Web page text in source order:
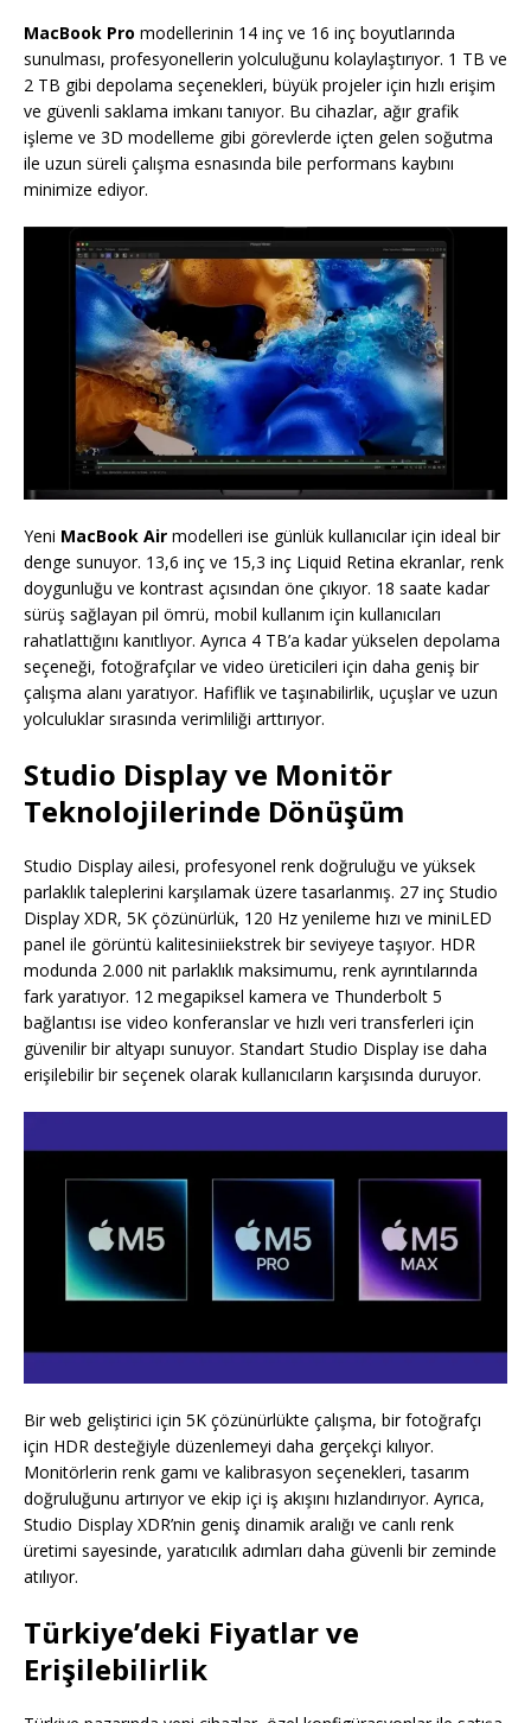
MacBook Pro modellerinin 14 inç ve 16 inç boyutlarında
sunulması, profesyonellerin yolculuğunu kolaylaştırıyor. 1 TB ve
2 TB gibi depolama seçenekleri, büyük projeler için hızlı erişim
ve güvenli saklama imkanı tanıyor. Bu cihazlar, ağır grafik
işleme ve 3D modelleme gibi görevlerde içten gelen soğutma
ile uzun süreli çalışma esnasında bile performans kaybını
minimize ediyor.
Yeni MacBook Air modelleri ise günlük kullanıcılar için ideal bir
denge sunuyor. 13,6 inç ve 15,3 inç Liquid Retina ekranlar, renk
doygunluğu ve kontrast açısından öne çıkıyor. 18 saate kadar
sürüş sağlayan pil ömrü, mobil kullanım için kullanıcıları
rahatlattığını kanıtlıyor. Ayrıca 4 TB’a kadar yükselen depolama
seçeneği, fotoğrafçılar ve video üreticileri için daha geniş bir
çalışma alanı yaratıyor. Hafiflik ve taşınabilirlik, uçuşlar ve uzun
yolculuklar sırasında verimliliği arttırıyor.
Studio Display ve Monitör
Teknolojilerinde Dönüşüm
Studio Display ailesi, profesyonel renk doğruluğu ve yüksek
parlaklık taleplerini karşılamak üzere tasarlanmış. 27 inç Studio
Display XDR, 5K çözünürlük, 120 Hz yenileme hızı ve miniLED
panel ile görüntü kalitesiniiekstrek bir seviyeye taşıyor. HDR
modunda 2.000 nit parlaklık maksimumu, renk ayrıntılarında
fark yaratıyor. 12 megapiksel kamera ve Thunderbolt 5
bağlantısı ise video konferanslar ve hızlı veri transferleri için
güvenilir bir altyapı sunuyor. Standart Studio Display ise daha
erişilebilir bir seçenek olarak kullanıcıların karşısında duruyor.
Bir web geliştirici için 5K çözünürlükte çalışma, bir fotoğrafçı
için HDR desteğiyle düzenlemeyi daha gerçekçi kılıyor.
Monitörlerin renk gamı ve kalibrasyon seçenekleri, tasarım
doğruluğunu artırıyor ve ekip içi iş akışını hızlandırıyor. Ayrıca,
Studio Display XDR’nin geniş dinamik aralığı ve canlı renk
üretimi sayesinde, yaratıcılık adımları daha güvenli bir zeminde
atılıyor.
Türkiye’deki Fiyatlar ve
Erişilebilirlik